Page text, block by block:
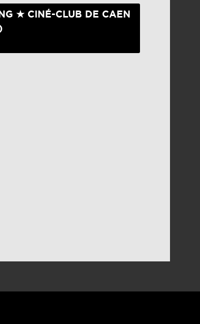
★ CINÉ-CLUB DE CAEN